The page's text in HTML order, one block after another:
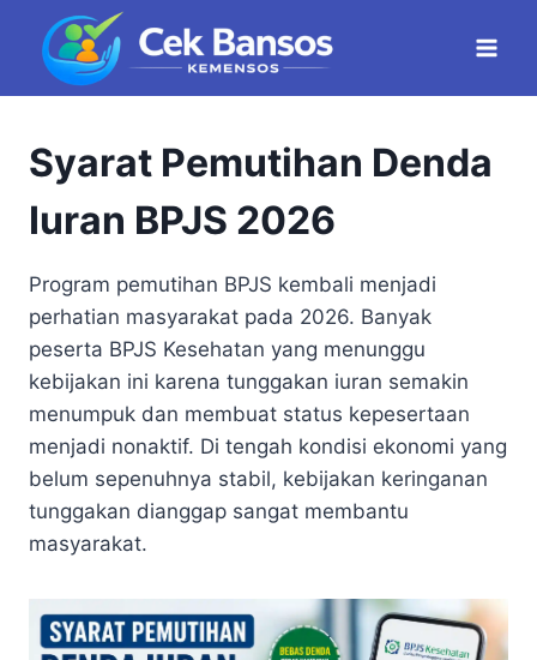
content
Syarat Pemutihan Denda
Iuran BPJS 2026
Program pemutihan BPJS kembali menjadi
perhatian masyarakat pada 2026. Banyak
peserta BPJS Kesehatan yang menunggu
kebijakan ini karena tunggakan iuran semakin
menumpuk dan membuat status kepesertaan
menjadi nonaktif. Di tengah kondisi ekonomi yang
belum sepenuhnya stabil, kebijakan keringanan
tunggakan dianggap sangat membantu
masyarakat.